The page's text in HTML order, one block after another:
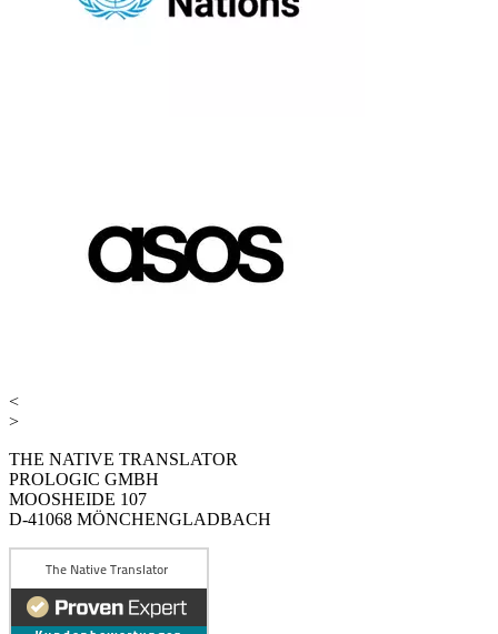
<
>
THE NATIVE TRANSLATOR
PROLOGIC GMBH
MOOSHEIDE 107
D-41068 MÖNCHENGLADBACH